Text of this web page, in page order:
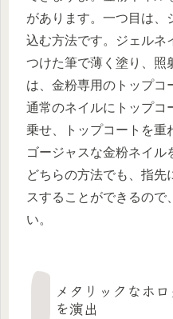
があります。一つ目は、
込む方法です。ジェルネ
つけた筆で薄く塗り、照
は、金粉専用のトップコ
通常のネイルにトップコ
乗せ、トップコートを重
ゴージャスな金粉ネイル
どちらの方法でも、指先
スすることができるので
い。
メタリックなホ
を演出